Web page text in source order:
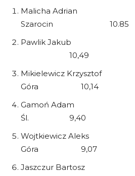
Malicha Adrian
Szarocin 10.85
Pawlik Jakub SP
10,49
Mikielewicz Krzysztof
Góra 10,14
Gamoń Adam SP
Śl. 9,40
Wojtkiewicz Aleks
Góra 9,07
Jaszczur